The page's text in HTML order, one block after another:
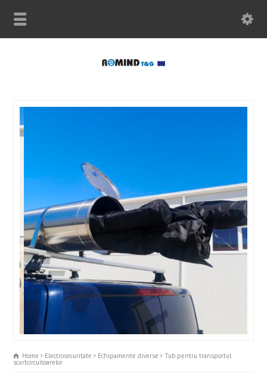
Home Electrosecuritate Echipamente diverse Tub pentru transportul
scurtcircuitoarelor